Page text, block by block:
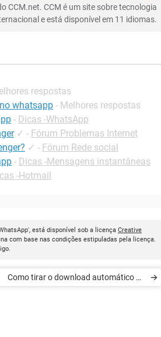
CCM.net. CCM é um site sobre tecnologia
e está disponível em 11 idiomas.
respostas
whatsapp - Melhores respostas
- Dicas -WhatsApp
✓ - Fórum Problemas Internet
✓ - Fórum Rede social
- Dicas -Mensagens instantâneas
-Hotmail
está disponível sob a licença Creative
com base nas condições estipuladas pela licença.
Como tirar o download automático do